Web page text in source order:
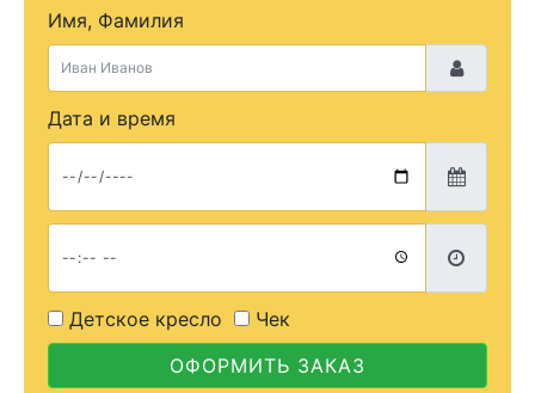
Имя, Фамилия
Дата и время
Детское кресло
Чек
ОФОРМИТЬ ЗАКАЗ